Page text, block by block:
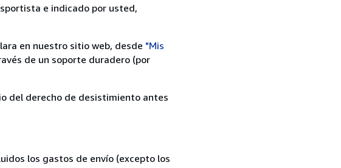
e indicado por usted,
en nuestro sitio web, desde "Mis
de un soporte duradero (por
del derecho de desistimiento antes
los gastos de envío (excepto los